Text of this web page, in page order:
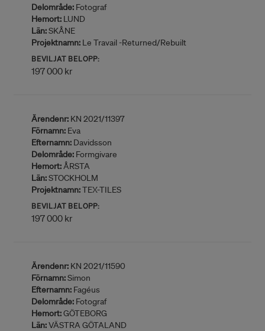
Delområde: Fotograf
Hemort: LUND
Län:SKÅNE
Projektnamn: Le Travail -Returned/Rebuilt
BEVILJAT BELOPP:
197 000 kr
Ärendenr: KN 2021/11397
Förnamn: Eva
Efternamn: Davidsson
Delområde: Formgivare
Hemort:ÅRSTA
Län:STOCKHOLM
Projektnamn:TEX-TILES
BEVILJAT BELOPP:
197 000 kr
Ärendenr: KN 2021/11590
Förnamn:Simon
Efternamn: Fagéus
Delområde: Fotograf
Hemort:GÖTEBORG
Län:VÄSTRA GÖTALAND